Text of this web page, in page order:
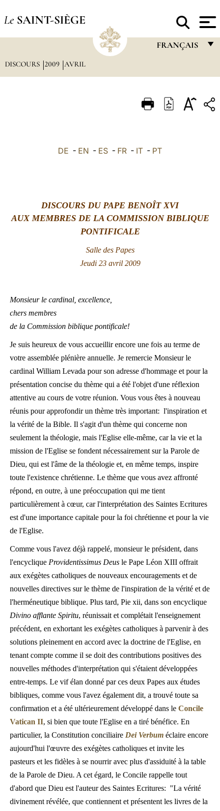
Le SAINT-SIÈGE
FRANÇAIS
ITALIANO
العربيّة
中文
DISCOURS 2009 AVRIL
DE - EN - ES - FR - IT - PT
DISCOURS DU PAPE BENOÎT XVI
AUX MEMBRES DE LA COMMISSION BIBLIQUE
PONTIFICALE
Salle des Papes
Jeudi 23 avril 2009
Monsieur le cardinal, excellence,
chers membres
de la Commission biblique pontificale!
Je suis heureux de vous accueillir encore une fois au terme de
votre assemblée plénière annuelle. Je remercie Monsieur le
cardinal William Levada pour son adresse d'hommage et pour la
présentation concise du thème qui a été l'objet d'une réflexion
attentive au cours de votre réunion. Vous vous êtes à nouveau
réunis pour approfondir un thème très important: l'inspiration et
la vérité de la Bible. Il s'agit d'un thème qui concerne non
seulement la théologie, mais l'Eglise elle-même, car la vie et la
mission de l'Eglise se fondent nécessairement sur la Parole de
Dieu, qui est l'âme de la théologie et, en même temps, inspire
toute l'existence chrétienne. Le thème que vous avez affronté
répond, en outre, à une préoccupation qui me tient
particulièrement à cœur, car l'interprétation des Saintes Ecritures
est d'une importance capitale pour la foi chrétienne et pour la vie
de l'Eglise.
Comme vous l'avez déjà rappelé, monsieur le président, dans
l'encyclique Providentissimus Deus le Pape Léon XIII offrait
aux exégètes catholiques de nouveaux encouragements et de
nouvelles directives sur le thème de l'inspiration de la vérité et de
l'herméneutique biblique. Plus tard, Pie xii, dans son encyclique
Divino afflante Spiritu, réunissait et complétait l'enseignement
précédent, en exhortant les exégètes catholiques à parvenir à des
solutions pleinement en accord avec la doctrine de l'Eglise, en
tenant compte comme il se doit des contributions positives des
nouvelles méthodes d'interprétation qui s'étaient développées
entre-temps. Le vif élan donné par ces deux Papes aux études
bibliques, comme vous l'avez également dit, a trouvé toute sa
confirmation et a été ultérieurement développé dans le Concile
Vatican II, si bien que toute l'Eglise en a tiré bénéfice. En
particulier, la Constitution conciliaire Dei Verbum éclaire encore
aujourd'hui l'œuvre des exégètes catholiques et invite les
pasteurs et les fidèles à se nourrir avec plus d'assiduité à la table
de la Parole de Dieu. A cet égard, le Concile rappelle tout
d'abord que Dieu est l'auteur des Saintes Ecritures: "La vérité
divinement révélée, que contiennent et présentent les livres de la